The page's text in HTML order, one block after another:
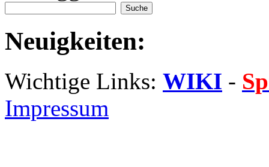
Neuigkeiten:
Wichtige Links: WIKI -
Impressum